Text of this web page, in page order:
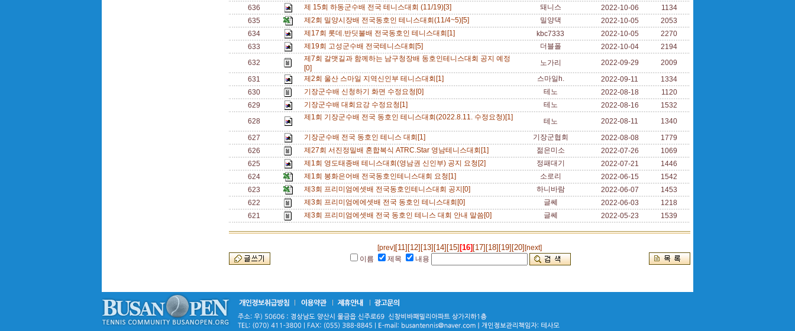
636 제 15회 하동군수배 전국 테니스대회 (11/19)[3] 돼니스 2022-10-06
1134
635
제2회 밀양시장배 전국동호인 테니스대회(11/4~5)[5] 밀양댁 2022-10-05
2053
634
제17회 롯데.반딧불배 전국동호인 테니스대회[1] kbc7333 2022-10-05
2270
633
제19회 고성군수배 전국테니스대회[5] 더블폴 2022-10-04
2194
632
제7회 갈맷길과 함께하는 남구청장배 동호인테니스대회 공지 예정
[0]
노가리 2022-09-29
2009
631
제2회 울산 스마일 지역신인부 테니스대회[1] 스마일h. 2022-09-11
1334
630
기장군수배 신청하기 화면 수정요청[0] 테노 2022-08-18
1120
629
기장군수배 대회요강 수정요청[1] 테노 2022-08-16
1532
628
제1회 기장군수배 전국 동호인 테니스대회(2022.8.11. 수정요청)[1] 테노 2022-08-11
1340
627
기장군수배 전국 동호인 테니스 대회[1] 기장군협회 2022-08-08
1779
626
제27회 서진정밀배 혼합복식 ATRC.Star 영남테니스대회[1] 젊은미소 2022-07-26
1069
625
제1회 영도태종배 테니스대회(영남권 신인부) 공지 요청[2] 정패대기 2022-07-21
1446
624
제1회 봉화은어배 전국동호인테니스대회 요청[1] 소로리 2022-06-15
1542
623
제3회 프리미엄에셋배 전국동호인테니스대회 공지[0] 하니바람 2022-06-07
1453
622
제3회 프리미엄에에셋배 전국 동호인 테니스대회[0] 글쎄 2022-06-03
1218
621
제3회 프리미엄에셋배 전국 동호인 테니스 대회 안내 말씀[0] 글쎄 2022-05-23 1539
[prev] [11] [12] [13] [14] [15] [16] [17] [18] [19] [20] [next]
이름
제목 내용